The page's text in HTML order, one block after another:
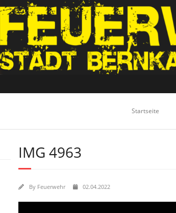
Startseite
IMG 4963
By Feuerwehr 02.04.2022